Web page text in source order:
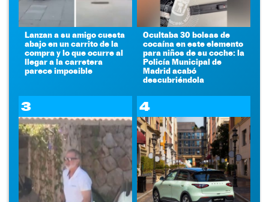
Lanzan a su amigo cuesta
abajo en un carrito de la
compra y lo que ocurre al
llegar a la carretera
parece imposible
Ocultaba 30 bolsas de
cocaína en este elemento
para niños de su coche: la
Policía Municipal de
Madrid acabó
descubriéndola
3 4